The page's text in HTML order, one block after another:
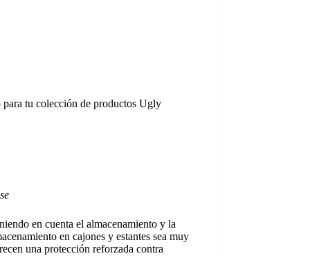
para tu colección de productos Ugly
en cuenta el almacenamiento y la
en cajones y estantes sea muy
una protección reforzada contra